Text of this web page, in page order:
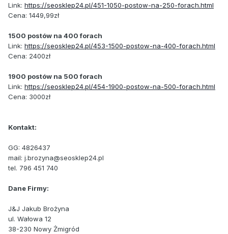
Link: https://seosklep24.pl/451-1050-postow-na-250-forach.html
Cena: 1449,99zł
1500 postów na 400 forach
Link: https://seosklep24.pl/453-1500-postow-na-400-forach.html
Cena: 2400zł
1900 postów na 500 forach
Link: https://seosklep24.pl/454-1900-postow-na-500-forach.html
Cena: 3000zł
Kontakt:
GG: 4826437
mail: j.brozyna@seosklep24.pl
tel. 796 451 740
Dane Firmy:
J&J Jakub Brożyna
ul. Wałowa 12
38-230 Nowy Żmigród